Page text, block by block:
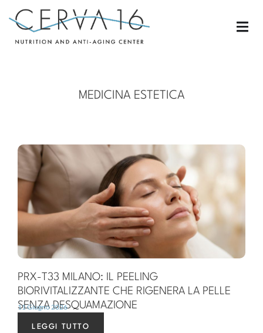
MEDICINA ESTETICA
PRX-T33 MILANO: IL PEELING
BIORIVITALIZZANTE CHE RIGENERA LA PELLE
SENZA DESQUAMAZIONE
11 Giugno 2026
LEGGI TUTTO